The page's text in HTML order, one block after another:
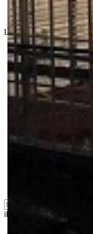
Isporuka Info
Limit za porudžbinu je
Bio priča
Biostimulacija
Dezinfekcija
Feromoni i klopke
Folije i agrotekstili
Sredstva za
Sredstva za zaštitu
ili probajte naprednu: